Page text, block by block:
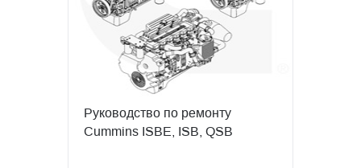
Руководство по ремонту
Cummins ISBE, ISB, QSB